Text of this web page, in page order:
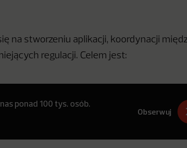
na stworzeniu aplikacji, koordynacji
regulacji. Celem jest:
ponad 100 tys. osób.
Obserwuj